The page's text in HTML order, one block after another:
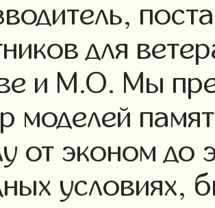
для
и М.О. Мы
моделей
от эконом до
условиях,